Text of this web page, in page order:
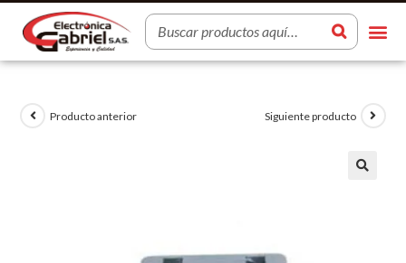
Producto anterior Siguiente producto